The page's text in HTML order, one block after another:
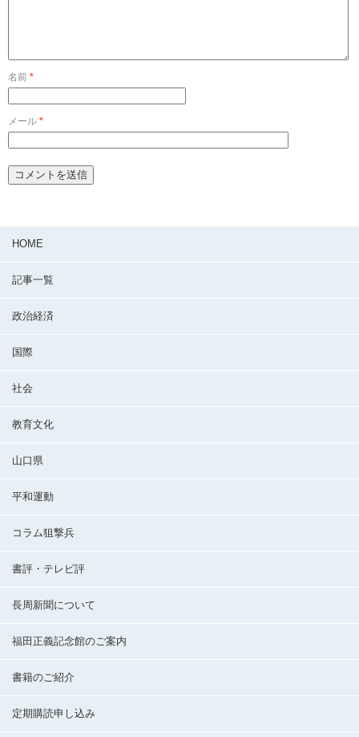
名前 *
メール *
HOME
記事一覧
政治経済
国際
社会
教育文化
山口県
平和運動
コラム狙撃兵
書評・テレビ評
長周新聞について
福田正義記念館のご案内
書籍のご紹介
定期購読申し込み